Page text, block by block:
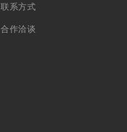
联系方式
合作洽谈